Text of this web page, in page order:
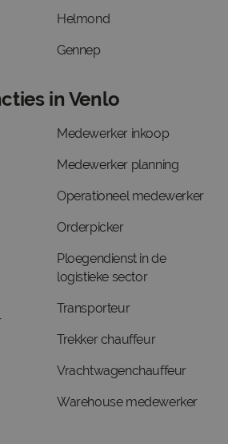
Helmond
Gennep
in Venlo
Medewerker inkoop
Medewerker planning
Operationeel medewerker
Orderpicker
Ploegendienst in de
logistieke sector
Transporteur
Trekker chauffeur
Vrachtwagenchauffeur
Warehouse medewerker